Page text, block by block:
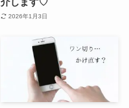
2026年1月3日